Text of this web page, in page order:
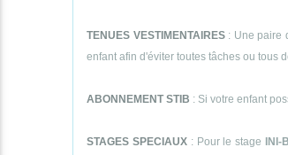
TENUES VESTIMENTAIRES: Une paire
enfant afin d'éviter toutes tâches ou tous
ABONNEMENT STIB : Si votre enfant
STAGES SPECIAUX: Pour le stage INI-